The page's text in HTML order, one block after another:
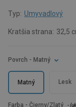
Typ: Umyvadlový
Kratšia strana: 32,5
Farba - Čierny/Zlatý - (
Povrch - Matný
Lesk
Matný